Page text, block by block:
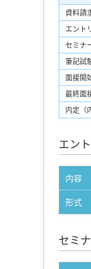
資料請
エント
セミナ
筆記試
面接開
最終面
内定（
エン
内容
形式
セミ